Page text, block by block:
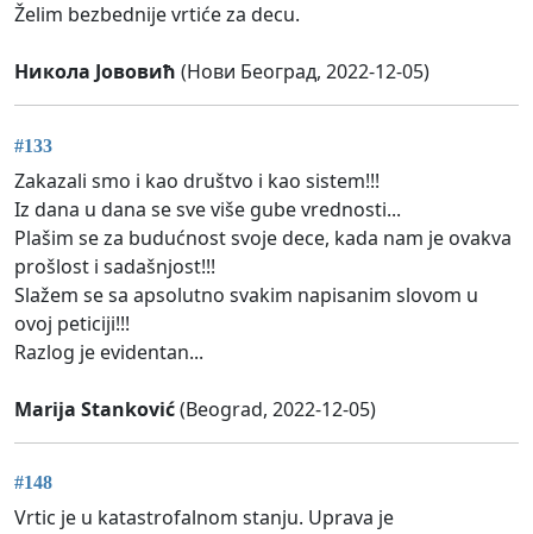
Želim bezbednije vrtiće za decu.
Никола Јововић (Нови Београд, 2022-12-05)
#133
Zakazali smo i kao društvo i kao sistem!!!
Iz dana u dana se sve više gube vrednosti...
Plašim se za budućnost svoje dece, kada nam je ovakva
prošlost i sadašnjost!!!
Slažem se sa apsolutno svakim napisanim slovom u
ovoj peticiji!!!
Razlog je evidentan...
Marija Stanković(Beograd, 2022-12-05)
#148
Vrtic je u katastrofalnom stanju. Uprava je